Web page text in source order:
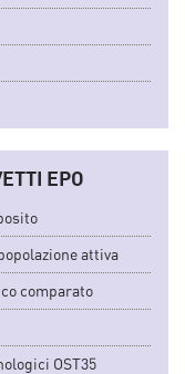
EPO
attiva
comparato
OST35